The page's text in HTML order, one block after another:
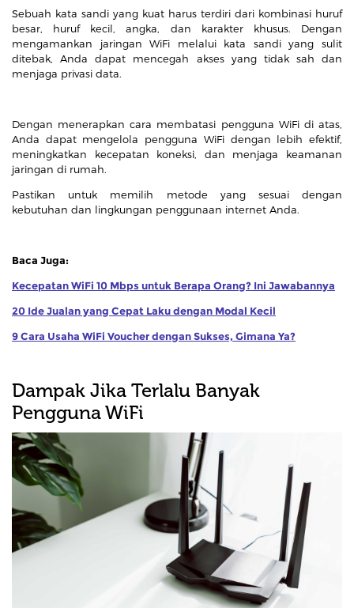
Sebuah kata sandi yang kuat harus terdiri dari kombinasi huruf
besar, huruf kecil, angka, dan karakter khusus. Dengan
mengamankan jaringan WiFi melalui kata sandi yang sulit
ditebak, Anda dapat mencegah akses yang tidak sah dan
menjaga privasi data.
Dengan menerapkan cara membatasi pengguna WiFi di atas,
Anda dapat mengelola pengguna WiFi dengan lebih efektif,
meningkatkan kecepatan koneksi, dan menjaga keamanan
jaringan di rumah.
Pastikan untuk memilih metode yang sesuai dengan
kebutuhan dan lingkungan penggunaan internet Anda.
Baca Juga:
Kecepatan WiFi 10 Mbps untuk Berapa Orang? Ini Jawabannya
20 Ide Jualan yang Cepat Laku dengan Modal Kecil
9 Cara Usaha WiFi Voucher dengan Sukses, Gimana Ya?
Dampak Jika Terlalu Banyak
Pengguna WiFi